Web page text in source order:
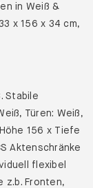
in Weiß &
x 156 x 34 cm,
Stabile
Türen: Weiß,
156 x Tiefe
Aktenschränke
flexibel
z.b. Fronten,